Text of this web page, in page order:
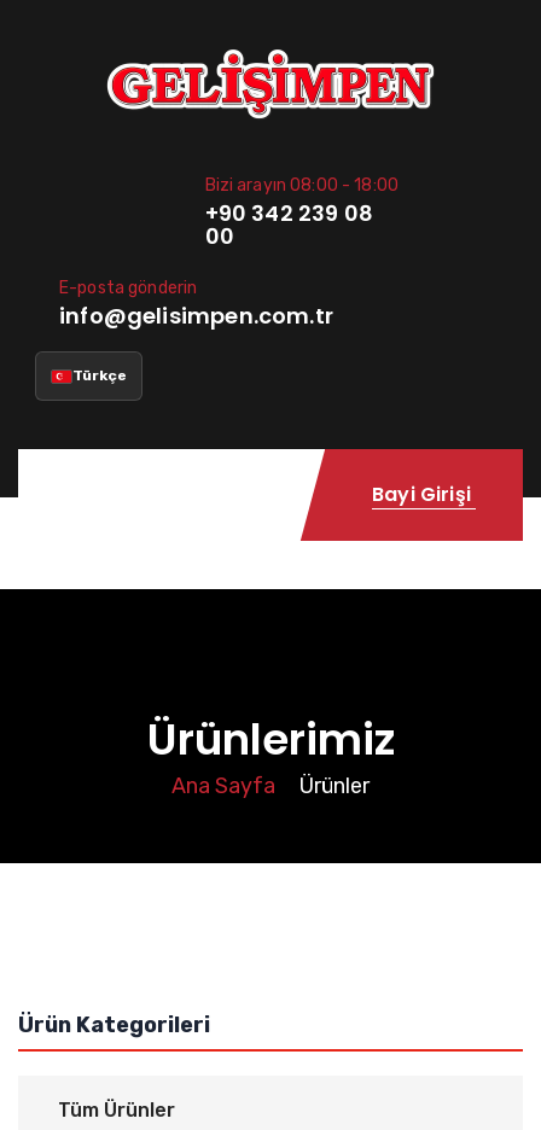
Bizi arayın 08:00 - 18:00
+90 342 239 08
00
E-posta gönderin
info@gelisimpen.com.tr
Türkçe
Bayi Girişi
Ürünlerimiz
Ana Sayfa Ürünler
Ürün Kategorileri
Tüm Ürünler